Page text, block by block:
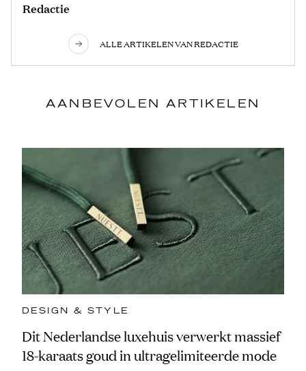
Redactie
ALLE ARTIKELEN VAN REDACTIE
AANBEVOLEN ARTIKELEN
DESIGN & STYLE
Dit Nederlandse luxehuis verwerkt massief
18-karaats goud in ultragelimiteerde mode